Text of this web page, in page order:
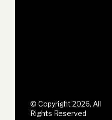
© Copyright 2026, All
Rights Reserved